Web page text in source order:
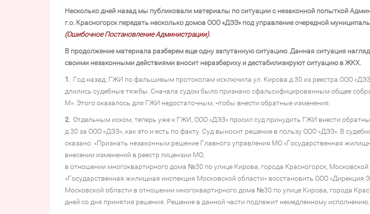
Несколько дней назад мы публиковали материалы по ситуации с незаконной попыткой
г.о. Красногорск передать несколько домов ООО «ДЭЗ» под управление очередной
(Ошибочное Постановление Администрации).
В продолжение материала разберем еще одну запутанную ситуацию. Данная ситуация
своими незаконными действиями вносит неразбериху и дестабилизируют ситуацию в ЖКХ.
1. Год назад, ГЖИ по фальшивым протоколам исключила ул. Кирова д.30 из реестра ООО
длились судебные тяжбы. Сначала судом было признано сфальсифицированным общее
М». Этого оказалось для ГЖИ недостаточным, чтобы внести обратные изменения.
2. Отдельным иском, теперь уже к ГЖИ, ООО «ДЭЗ» просил суд принудить ГЖИ внести
д.30 за ООО «ДЭЗ», как это и есть по факту. Суд выносит решение в пользу ООО «ДЭЗ». В
сказано: «Признать незаконным решение Главного управления МО «Государственная
внесении изменений в реестр лицензии МО,
в отношении многоквартирного дома №30 по улице Кирова, города Красногорск,
«Государственная жилищная инспекция Московской области» восстановить ООО «Дирекция
Московской области в отношении многоквартирного дома №30 по улице Кирова, города
дней со дня принятия решения. Решение в данной части подлежит немедленному